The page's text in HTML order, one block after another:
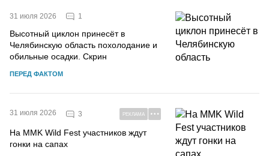
31 июля 2026 1
Высотный циклон принесёт в
Челябинскую область похолодание и
обильные осадки. Скрин
ПЕРЕД ФАКТОМ
31 июля 2026 3 РЕКЛАМА
На MMK Wild Fest участников ждут
гонки на сапах